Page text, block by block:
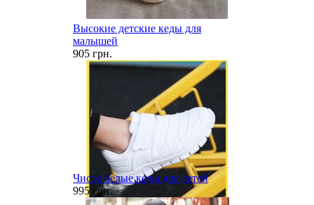
Высокие детские кеды для
малышей
905 грн.
Чисто белые кеды для детей
995 грн.